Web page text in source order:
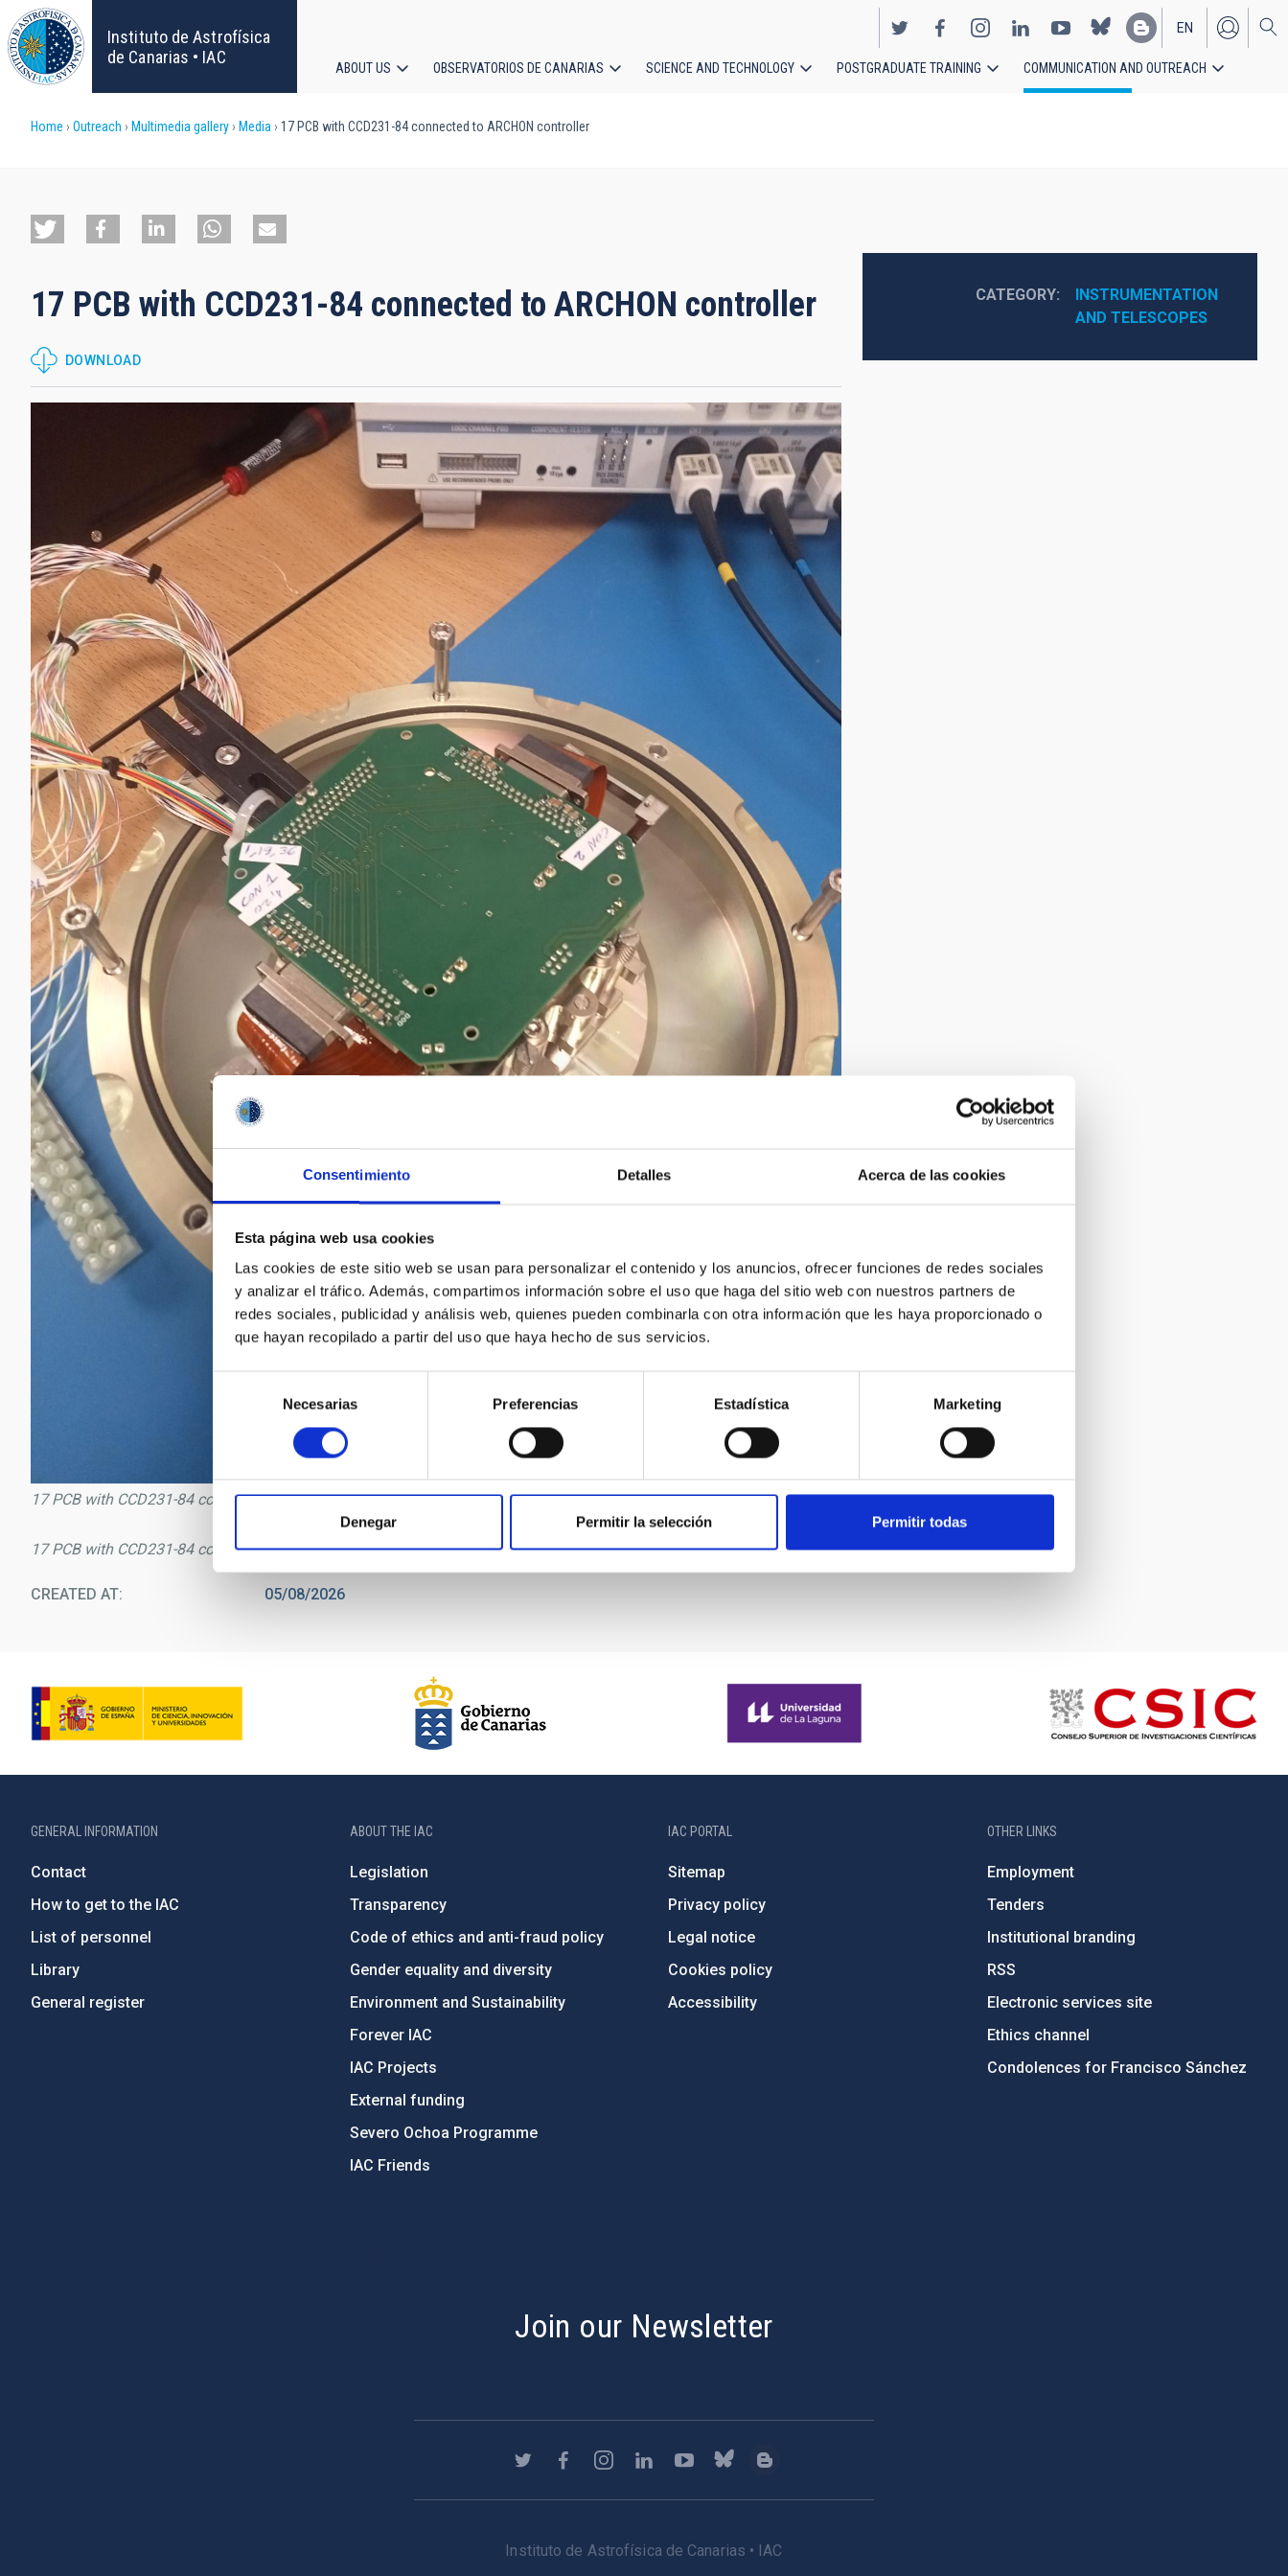
Consentimiento Detalles Acerca de las cookies
Esta página web usa cookies
Las cookies de este sitio web se usan para personalizar el contenido y los anuncios, ofrecer funciones de redes sociales
y analizar el tráfico. Además, compartimos información sobre el uso que haga del sitio web con nuestros partners de
redes sociales, publicidad y análisis web, quienes pueden combinarla con otra información que les haya proporcionado o
que hayan recopilado a partir del uso que haya hecho de sus servicios.
consentimiento
Necesarias Preferencias Estadística Marketing
Denegar Permitir la selección Permitir todas
Skip
to
main
content
Instituto de Astrofísica
de Canarias • IAC
EN
ES
ABOUT US OBSERVATORIOS DE CANARIAS SCIENCE AND TECHNOLOGY POSTGRADUATE TRAINING COMMUNICATION AND OUTREACH
Breadcrumb
Home Outreach Multimedia gallery Media 17 PCB with CCD231-84 connected to ARCHON controller
17 PCB with CCD231-84 connected to ARCHON controller
DOWNLOAD
17 PCB with CCD231-84 connected to ARCHON controller
17 PCB with CCD231-84 connected to ARCHON controller
CREATED AT 05/08/2026
CATEGORY
INSTRUMENTATION
AND TELESCOPES
GENERAL INFORMATION
Contact
How to get to the IAC
List of personnel
Library
General register
ABOUT THE IAC
Legislation
Transparency
Code of ethics and anti-fraud policy
Gender equality and diversity
Environment and Sustainability
Forever IAC
IAC Projects
External funding
Severo Ochoa Programme
IAC Friends
IAC PORTAL
Sitemap
Privacy policy
Legal notice
Cookies policy
Accessibility
OTHER LINKS
Employment
Tenders
Institutional branding
RSS
Electronic services site
Ethics channel
Condolences for Francisco Sánchez
Join our Newsletter
Instituto de Astrofísica de Canarias • IAC